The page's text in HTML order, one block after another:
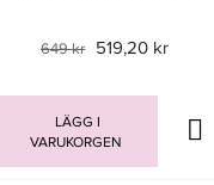
649 kr 519,20 kr
LÄGG I
VARUKORGEN